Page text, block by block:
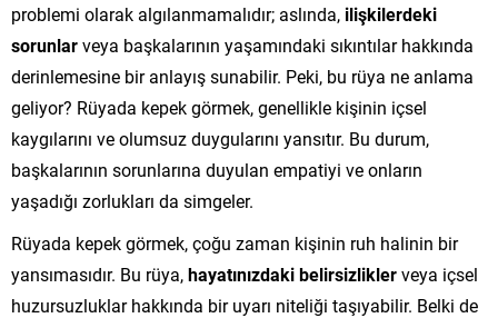
problemi olarak algılanmamalıdır; aslında, ilişkilerdeki
sorunlarveya başkalarının yaşamındaki sıkıntılar hakkında
derinlemesine bir anlayış sunabilir. Peki, bu rüya ne anlama
geliyor? Rüyada kepek görmek, genellikle kişinin içsel
kaygılarını ve olumsuz duygularını yansıtır. Bu durum,
başkalarının sorunlarına duyulan empatiyi ve onların
yaşadığı zorlukları da simgeler.
Rüyada kepek görmek, çoğu zaman kişinin ruh halinin bir
yansımasıdır. Bu rüya,hayatınızdaki belirsizliklerveya içsel
huzursuzluklar hakkında bir uyarı niteliği taşıyabilir. Belki de